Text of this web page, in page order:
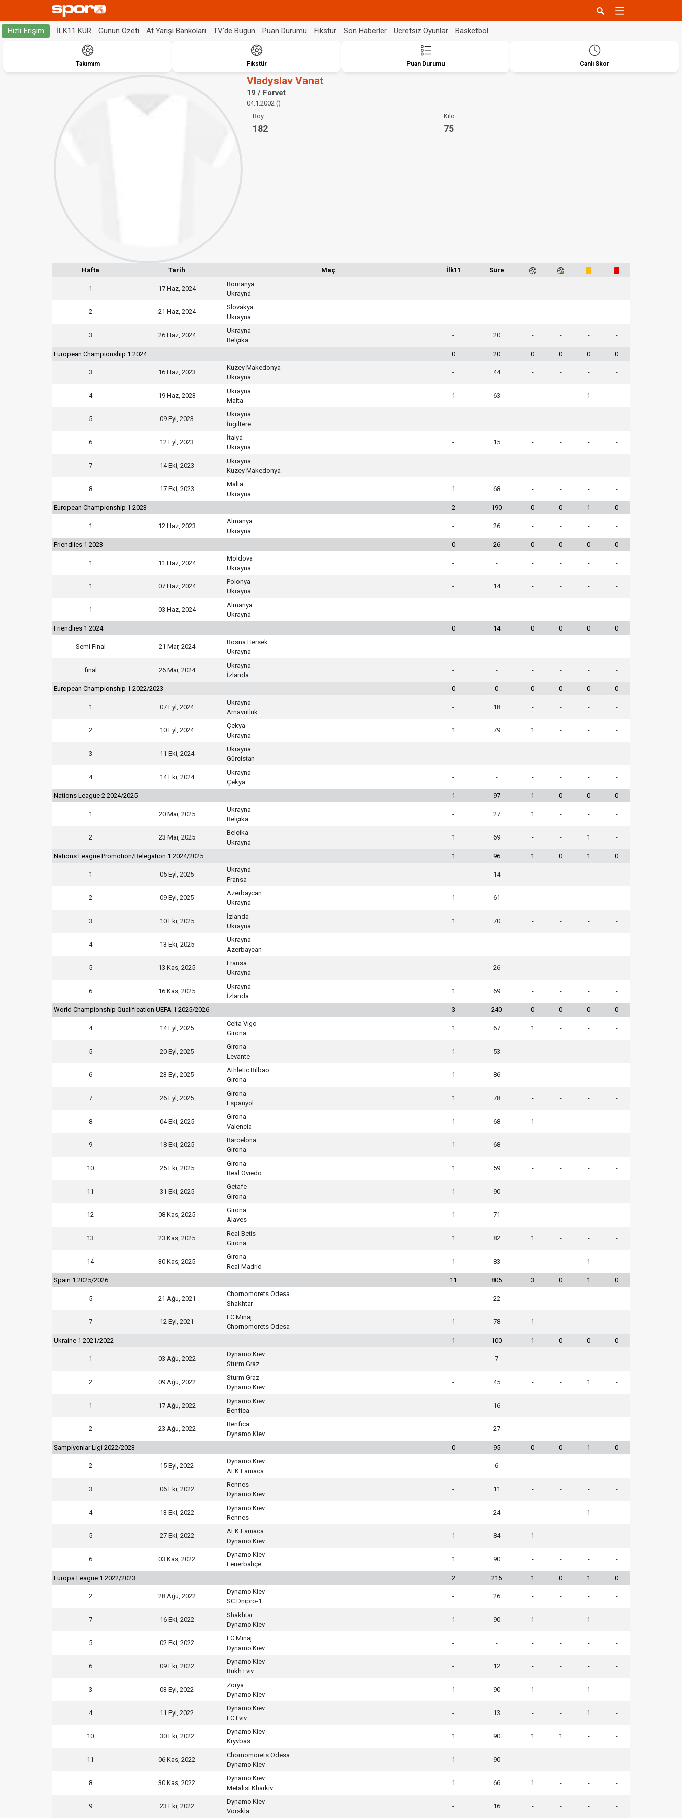
Hızlı Erişim İLK11 KUR Günün Özeti At Yarışı Bankoları TV'de Bugün Puan Durumu Fikstür Son Haberler Ücretsiz Oyunlar Basketbol
Takımım Fikstür Puan Durumu Canlı Skor
Vladyslav Vanat
19 / Forvet
04.1.2002 ()
Boy:
182
Kilo:
75
Hafta Tarih Maç İlk11 Süre
1 17 Haz, 2024
Romanya
Ukrayna
- - - - - -
2 21 Haz, 2024
Slovakya
Ukrayna
- - - - - -
3 26 Haz, 2024
Ukrayna
Belçika
- 20 - - - -
European Championship 1 2024 0 20 0 0 0 0
3 16 Haz, 2023
Kuzey Makedonya
Ukrayna
- 44 - - - -
4 19 Haz, 2023
Ukrayna
Malta
1 63 - - 1 -
5 09 Eyl, 2023
Ukrayna
İngiltere
- - - - - -
6 12 Eyl, 2023
İtalya
Ukrayna
- 15 - - - -
7 14 Eki, 2023
Ukrayna
Kuzey Makedonya
- - - - - -
8 17 Eki, 2023
Malta
Ukrayna
1 68 - - - -
European Championship 1 2023 2 190 0 0 1 0
1 12 Haz, 2023
Almanya
Ukrayna
- 26 - - - -
Friendlies 1 2023 0 26 0 0 0 0
1 11 Haz, 2024
Moldova
Ukrayna
- - - - - -
1 07 Haz, 2024
Polonya
Ukrayna
- 14 - - - -
1 03 Haz, 2024
Almanya
Ukrayna
- - - - - -
Friendlies 1 2024 0 14 0 0 0 0
Semi Final 21 Mar, 2024
Bosna Hersek
Ukrayna
- - - - - -
final 26 Mar, 2024
Ukrayna
İzlanda
- - - - - -
European Championship 1 2022/2023 0 0 0 0 0 0
1 07 Eyl, 2024
Ukrayna
Arnavutluk
- 18 - - - -
2 10 Eyl, 2024
Çekya
Ukrayna
1 79 1 - - -
3 11 Eki, 2024
Ukrayna
Gürcistan
- - - - - -
4 14 Eki, 2024
Ukrayna
Çekya
- - - - - -
Nations League 2 2024/2025 1 97 1 0 0 0
1 20 Mar, 2025
Ukrayna
Belçika
- 27 1 - - -
2 23 Mar, 2025
Belçika
Ukrayna
1 69 - - 1 -
Nations League Promotion/Relegation 1 2024/2025 1 96 1 0 1 0
1 05 Eyl, 2025
Ukrayna
Fransa
- 14 - - - -
2 09 Eyl, 2025
Azerbaycan
Ukrayna
1 61 - - - -
3 10 Eki, 2025
İzlanda
Ukrayna
1 70 - - - -
4 13 Eki, 2025
Ukrayna
Azerbaycan
- - - - - -
5 13 Kas, 2025
Fransa
Ukrayna
- 26 - - - -
6 16 Kas, 2025
Ukrayna
İzlanda
1 69 - - - -
World Championship Qualification UEFA 1 2025/2026 3 240 0 0 0 0
4 14 Eyl, 2025
Celta Vigo
Girona
1 67 1 - - -
5 20 Eyl, 2025
Girona
Levante
1 53 - - - -
6 23 Eyl, 2025
Athletic Bilbao
Girona
1 86 - - - -
7 26 Eyl, 2025
Girona
Espanyol
1 78 - - - -
8 04 Eki, 2025
Girona
Valencia
1 68 1 - - -
9 18 Eki, 2025
Barcelona
Girona
1 68 - - - -
10 25 Eki, 2025
Girona
Real Oviedo
1 59 - - - -
11 31 Eki, 2025
Getafe
Girona
1 90 - - - -
12 08 Kas, 2025
Girona
Alaves
1 71 - - - -
13 23 Kas, 2025
Real Betis
Girona
1 82 1 - - -
14 30 Kas, 2025
Girona
Real Madrid
1 83 - - 1 -
Spain 1 2025/2026 11 805 3 0 1 0
5 21 Ağu, 2021
Chornomorets Odesa
Shakhtar
- 22 - - - -
7 12 Eyl, 2021
FC Minaj
Chornomorets Odesa
1 78 1 - - -
Ukraine 1 2021/2022 1 100 1 0 0 0
1 03 Ağu, 2022
Dynamo Kiev
Sturm Graz
- 7 - - - -
2 09 Ağu, 2022
Sturm Graz
Dynamo Kiev
- 45 - - 1 -
1 17 Ağu, 2022
Dynamo Kiev
Benfica
- 16 - - - -
2 23 Ağu, 2022
Benfica
Dynamo Kiev
- 27 - - - -
Şampiyonlar Ligi 2022/2023 0 95 0 0 1 0
2 15 Eyl, 2022
Dynamo Kiev
AEK Larnaca
- 6 - - - -
3 06 Eki, 2022
Rennes
Dynamo Kiev
- 11 - - - -
4 13 Eki, 2022
Dynamo Kiev
Rennes
- 24 - - 1 -
5 27 Eki, 2022
AEK Larnaca
Dynamo Kiev
1 84 1 - - -
6 03 Kas, 2022
Dynamo Kiev
Fenerbahçe
1 90 - - - -
Europa League 1 2022/2023 2 215 1 0 1 0
2 28 Ağu, 2022
Dynamo Kiev
SC Dnipro-1
- 26 - - - -
7 16 Eki, 2022
Shakhtar
Dynamo Kiev
1 90 1 - 1 -
5 02 Eki, 2022
FC Minaj
Dynamo Kiev
- - - - - -
6 09 Eki, 2022
Dynamo Kiev
Rukh Lviv
- 12 - - - -
3 03 Eyl, 2022
Zorya
Dynamo Kiev
1 90 1 - 1 -
4 11 Eyl, 2022
Dynamo Kiev
FC Lviv
- 13 - - 1 -
10 30 Eki, 2022
Dynamo Kiev
Kryvbas
1 90 1 1 - -
11 06 Kas, 2022
Chornomorets Odesa
Dynamo Kiev
1 90 - - - -
8 30 Kas, 2022
Dynamo Kiev
Metalist Kharkiv
1 66 1 - - -
9 23 Eki, 2022
Dynamo Kiev
Vorskla
- 16 - - - -